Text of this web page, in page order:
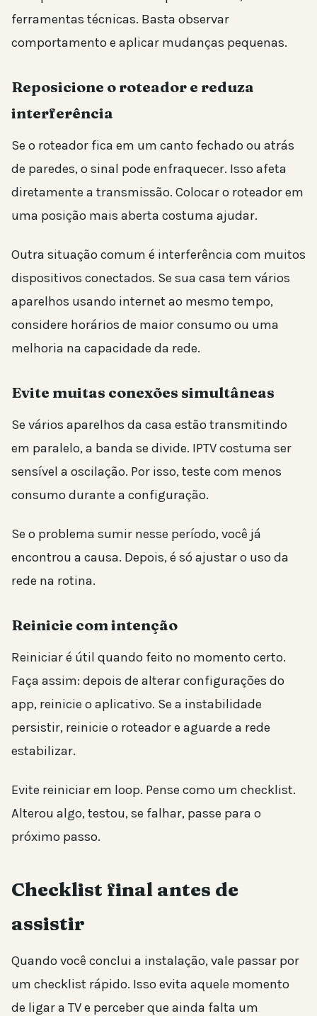
ferramentas técnicas. Basta observar
comportamento e aplicar mudanças pequenas.
Reposicione o roteador e reduza
interferência
Se o roteador fica em um canto fechado ou atrás
de paredes, o sinal pode enfraquecer. Isso afeta
diretamente a transmissão. Colocar o roteador em
uma posição mais aberta costuma ajudar.
Outra situação comum é interferência com muitos
dispositivos conectados. Se sua casa tem vários
aparelhos usando internet ao mesmo tempo,
considere horários de maior consumo ou uma
melhoria na capacidade da rede.
Evite muitas conexões simultâneas
Se vários aparelhos da casa estão transmitindo
em paralelo, a banda se divide. IPTV costuma ser
sensível a oscilação. Por isso, teste com menos
consumo durante a configuração.
Se o problema sumir nesse período, você já
encontrou a causa. Depois, é só ajustar o uso da
rede na rotina.
Reinicie com intenção
Reiniciar é útil quando feito no momento certo.
Faça assim: depois de alterar configurações do
app, reinicie o aplicativo. Se a instabilidade
persistir, reinicie o roteador e aguarde a rede
estabilizar.
Evite reiniciar em loop. Pense como um checklist.
Alterou algo, testou, se falhar, passe para o
próximo passo.
Checklist final antes de
assistir
Quando você conclui a instalação, vale passar por
um checklist rápido. Isso evita aquele momento
de ligar a TV e perceber que ainda falta um